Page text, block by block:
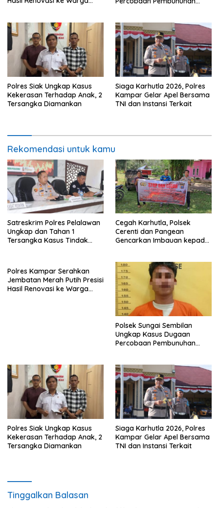
Polres Siak Ungkap Kasus
Kekerasan Terhadap Anak, 2
Tersangka Diamankan
Siaga Karhutla 2026, Polres
Kampar Gelar Apel Bersama
TNI dan Instansi Terkait
Rekomendasi untuk kamu
Satreskrim Polres Pelalawan
Ungkap dan Tahan 1
Tersangka Kasus Tindak
Cegah Karhutla, Polsek
Cerenti dan Pangean
Gencarkan Imbauan kepada
Polres Kampar Serahkan
Jembatan Merah Putih Presisi
Hasil Renovasi ke Warga
Polsek Sungai Sembilan
Ungkap Kasus Dugaan
Percobaan Pembunuhan
Polres Siak Ungkap Kasus
Kekerasan Terhadap Anak, 2
Tersangka Diamankan
Siaga Karhutla 2026, Polres
Kampar Gelar Apel Bersama
TNI dan Instansi Terkait
Tinggalkan Balasan